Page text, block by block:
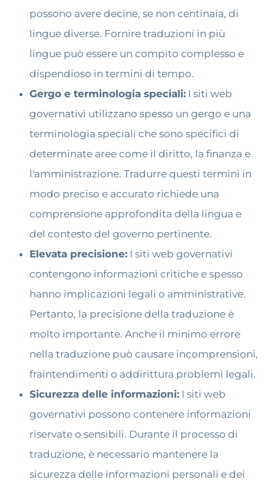
possono avere decine, se non centinaia, di
lingue diverse. Fornire traduzioni in più
lingue può essere un compito complesso e
dispendioso in termini di tempo.
Gergo e terminologia speciali: I siti web
governativi utilizzano spesso un gergo e una
terminologia speciali che sono specifici di
determinate aree come il diritto, la finanza e
l'amministrazione. Tradurre questi termini in
modo preciso e accurato richiede una
comprensione approfondita della lingua e
del contesto del governo pertinente.
Elevata precisione: I siti web governativi
contengono informazioni critiche e spesso
hanno implicazioni legali o amministrative.
Pertanto, la precisione della traduzione è
molto importante. Anche il minimo errore
nella traduzione può causare incomprensioni,
fraintendimenti o addirittura problemi legali.
Sicurezza delle informazioni: I siti web
governativi possono contenere informazioni
riservate o sensibili. Durante il processo di
traduzione, è necessario mantenere la
sicurezza delle informazioni personali e dei